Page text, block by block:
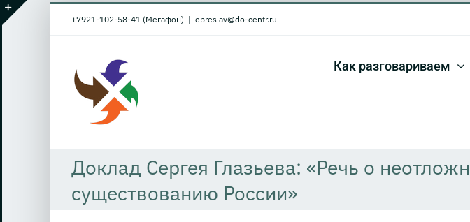
Skip
to
+7921-102-58-41 (Мегафон) | ebreslav@do-centr.ru
Как разговариваем
Доклад Сергея Глазьева: «Речь о
существованию России»